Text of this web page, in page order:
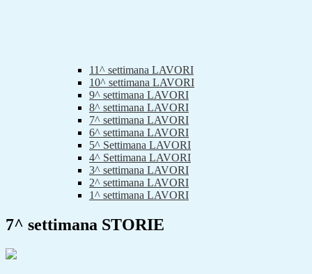
11^ settimana LAVORI
10^ settimana LAVORI
9^ settimana LAVORI
8^ settimana LAVORI
7^ settimana LAVORI
6^ settimana LAVORI
5^ Settimana LAVORI
4^ Settimana LAVORI
3^ settimana LAVORI
2^ settimana LAVORI
1^ settimana LAVORI
7^ settimana STORIE